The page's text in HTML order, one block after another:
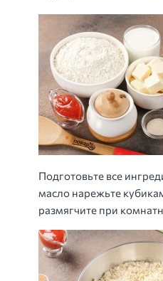
Подготовьте все
масло нарежьте
размягчите при